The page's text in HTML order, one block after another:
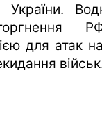
для атак